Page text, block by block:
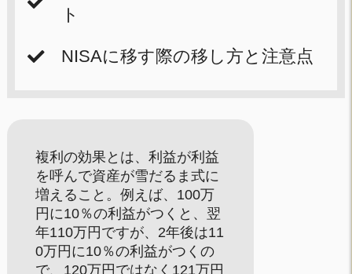
ト
NISAに移す際の移し方と注意点
複利の効果とは、利益が利益
を呼んで資産が雪だるま式に
増えること。例えば、100万
円に10％の利益がつくと、翌
年110万円ですが、2年後は11
0万円に10％の利益がつくの
で、120万円ではなく121万円